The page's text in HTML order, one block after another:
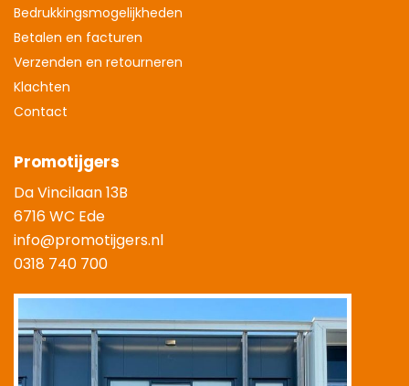
Bedrukkingsmogelijkheden
Betalen en facturen
Verzenden en retourneren
Klachten
Contact
Promotijgers
Da Vincilaan 13B
6716 WC Ede
info@promotijgers.nl
0318 740 700